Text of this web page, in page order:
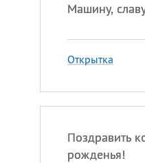
Машину,
Открытка
Поздравить
рожденья!